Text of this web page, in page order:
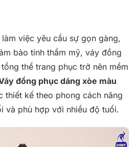
việc yêu cầu sự gọn gàng,
bảo tính thẩm mỹ, váy đồng
thể trang phục trở nên mềm
đồng phục dáng xòe màu
thiết kế theo phong cách năng
và phù hợp với nhiều độ tuổi.